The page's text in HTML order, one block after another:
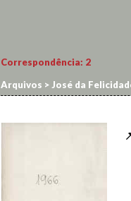
Correspondência: 2
Arquivos > José da